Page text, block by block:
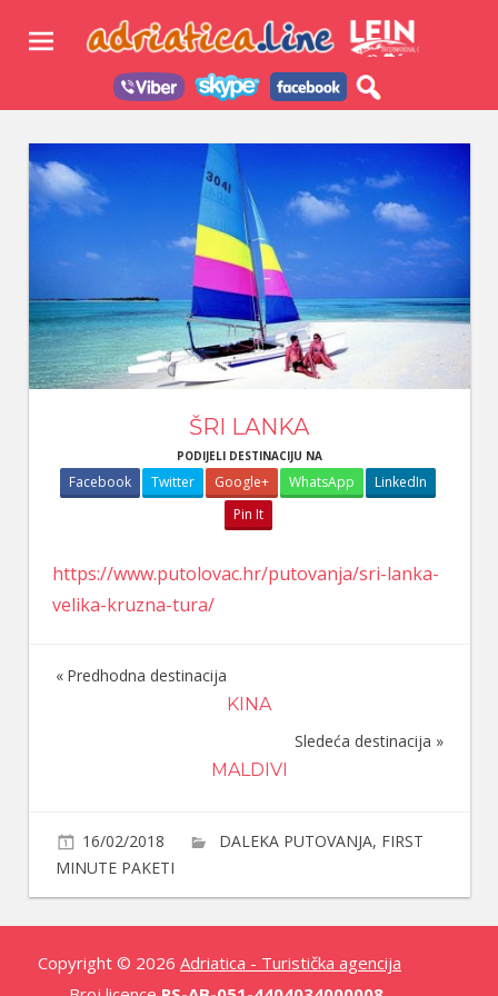
ŠRI LANKA
PODIJELI DESTINACIJU NA
Facebook Twitter Google+ WhatsApp
LinkedIn
Pin It
https://www.putolovac.hr/putovanja/sri-lanka-
velika-kruzna-tura/
Navigacija
Predhodna destinacija
KINA
Sledeća destinacija
MALDIVI
16/02/2018 DALEKA PUTOVANJA, FIRST
MINUTE PAKETI
Copyright © 2026 Adriatica - Turistička agencija